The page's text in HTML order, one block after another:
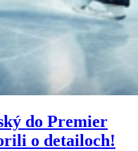
do Premier
o detailoch!